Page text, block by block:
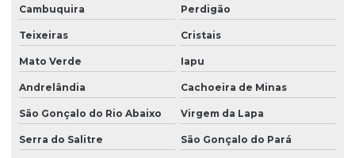
Cambuquira Perdigão
Teixeiras Cristais
Mato Verde Iapu
Andrelândia Cachoeira de Minas
São Gonçalo do Rio Abaixo Virgem da Lapa
Serra do Salitre São Gonçalo do Pará